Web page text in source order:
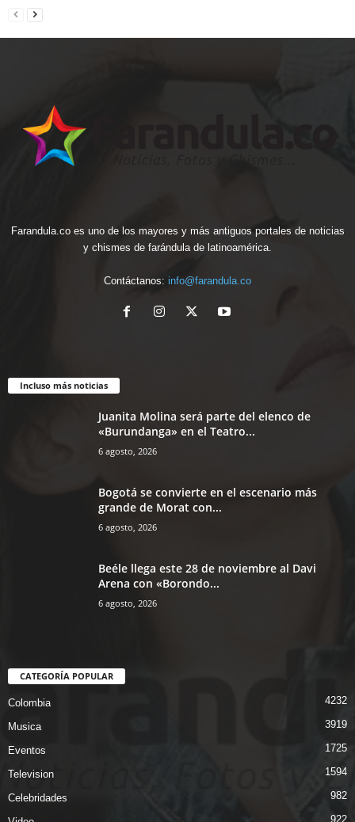
Farandula.co es uno de los mayores y más antiguos portales de noticias
y chismes de farándula de latinoamérica.
Contáctanos: info@farandula.co
Incluso más noticias
Juanita Molina será parte del elenco de
«Burundanga» en el Teatro...
6 agosto, 2026
Bogotá se convierte en el escenario más
grande de Morat con...
6 agosto, 2026
Beéle llega este 28 de noviembre al Davi
Arena con «Borondo...
6 agosto, 2026
CATEGORÍA POPULAR
Colombia 4232
Musica 3919
Eventos 1725
Television 1594
Celebridades 982
922